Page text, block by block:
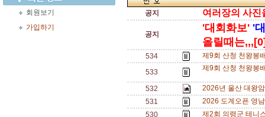
회원보기
가입하기
공지 여러장의 사진
공지
'대회화보' '
올릴때는
534
제9회 산청 천왕봉
533
제9회 산청 천왕봉
532
2026년 울산 대왕
531
2026 도계오픈 영
530
제2회 의령군 테니